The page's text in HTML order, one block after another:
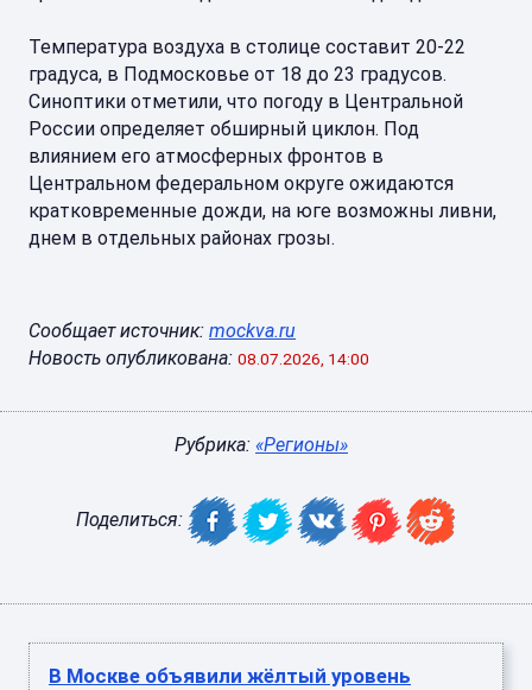
Температура воздуха в столице составит 20-22
градуса, в Подмосковье от 18 до 23 градусов.
Синоптики отметили, что погоду в Центральной
России определяет обширный циклон. Под
влиянием его атмосферных фронтов в
Центральном федеральном округе ожидаются
кратковременные дожди, на юге возможны ливни,
днем в отдельных районах грозы.
Сообщает источник: mockva.ru
Новость опубликована: 08.07.2026, 14:00
Рубрика: «Регионы»
Поделиться:
В Москве объявили жёлтый уровень